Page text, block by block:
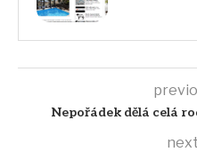
Nepořádek dělá celá